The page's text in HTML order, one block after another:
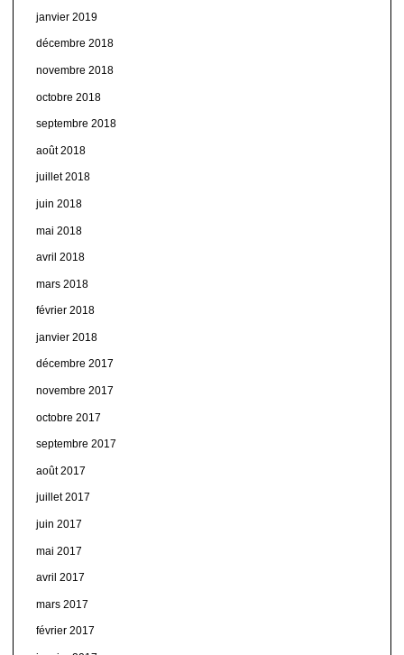
janvier 2019
décembre 2018
novembre 2018
octobre 2018
septembre 2018
août 2018
juillet 2018
juin 2018
mai 2018
avril 2018
mars 2018
février 2018
janvier 2018
décembre 2017
novembre 2017
octobre 2017
septembre 2017
août 2017
juillet 2017
juin 2017
mai 2017
avril 2017
mars 2017
février 2017